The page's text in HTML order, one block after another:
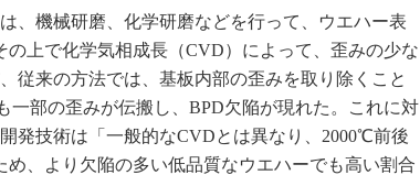
、機械研磨、化学研磨などを行って、ウエハー表
上で化学気相成長（CVD）によって、歪みの少な
従来の方法では、基板内部の歪みを取り除くこと
一部の歪みが伝搬し、BPD欠陥が現れた。これに対
発技術は「一般的なCVDとは異なり、2000℃前後
、より欠陥の多い低品質なウエハーでも高い割合